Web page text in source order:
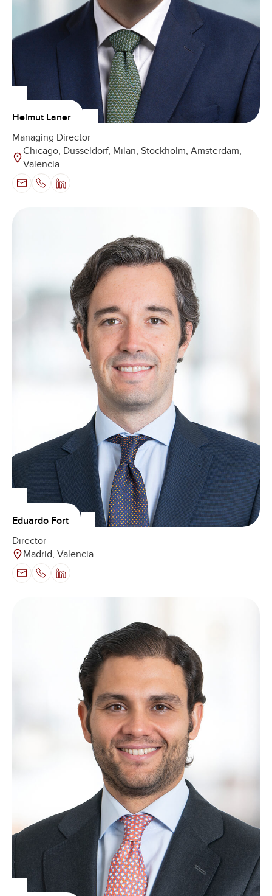
Helmut Laner
Managing Director
Chicago, Düsseldorf, Milan, Stockholm, Amsterdam,
Valencia
Eduardo Fort
Director
Madrid, Valencia